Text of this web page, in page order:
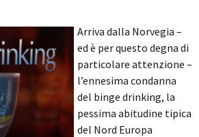
Arriva dalla Norvegia –
ed è per questo degna di
particolare attenzione –
l’ennesima condanna
del binge drinking, la
pessima abitudine tipica
del Nord Europa